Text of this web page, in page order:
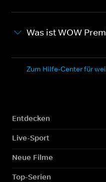
Was ist WOW
Zum Hilfe-Center für
Entdecken
Live-Sport
Neue Filme
Top-Serien